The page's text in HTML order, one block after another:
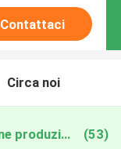
Contattaci
Circa noi
chromium metal melting machine produzione online (53)